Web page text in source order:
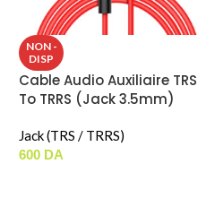
NON -
DISP
Cable Audio Auxiliaire TRS
To TRRS (Jack 3.5mm)
Jack (TRS / TRRS)
600 DA